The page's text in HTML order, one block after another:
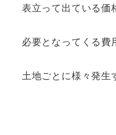
表立って出ている価
必要となってくる費
土地ごとに様々発生